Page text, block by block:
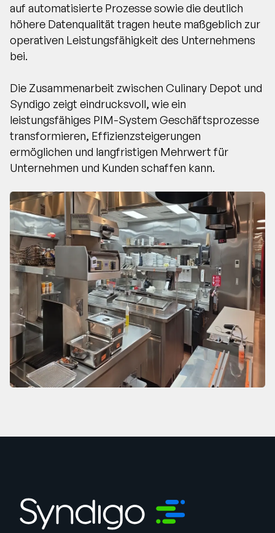
auf automatisierte Prozesse sowie die deutlich
höhere Datenqualität tragen heute maßgeblich zur
operativen Leistungsfähigkeit des Unternehmens
bei.
Die Zusammenarbeit zwischen Culinary Depot und
Syndigo zeigt eindrucksvoll, wie ein
leistungsfähiges PIM-System Geschäftsprozesse
transformieren, Effizienzsteigerungen
ermöglichen und langfristigen Mehrwert für
Unternehmen und Kunden schaffen kann.